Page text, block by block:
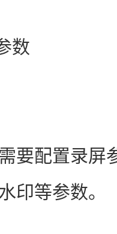
数
配置录屏
印等参数。